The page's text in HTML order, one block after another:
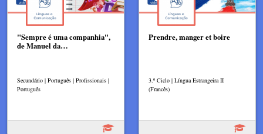
"Sempre é uma companhia",
de Manuel da…
Secundário | Português | Profissionais |
Português
Prendre, manger et boire
3.º Ciclo | Língua Estrangeira II
(Francês)